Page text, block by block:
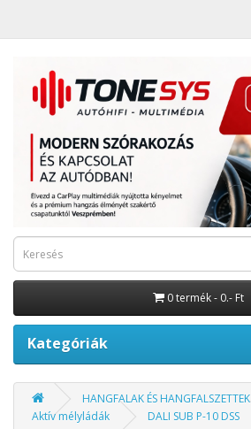
0 termék - 0.- Ft
Kategóriák
HANGFALAK ÉS HANGFALSZETTEK
Aktív mélyládák
DALI SUB P-10 DSS